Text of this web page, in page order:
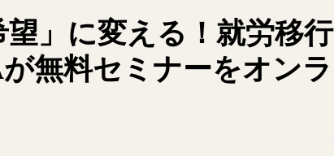
」に変える！就労移行
無料セミナーをオンラ